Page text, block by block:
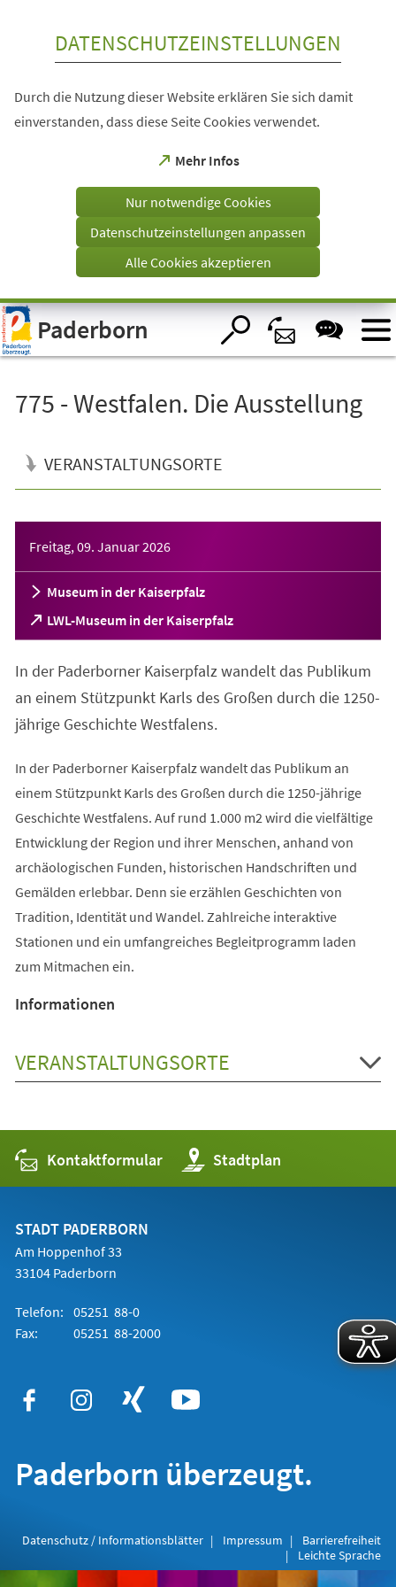
Visuelle
Assistenzsoftware
öffnen.
DATENSCHUTZEINSTELLUNGEN
Durch die Nutzung dieser Website erklären Sie sich damit
einverstanden, dass diese Seite Cookies verwendet.
Mehr Infos
(Öffnet
einem
Tab)
Nur notwendige Cookies
Datenschutzeinstellungen anpassen
Alle Cookies akzeptieren
Paderborn
775 - Westfalen. Die Ausstellung
VERANSTALTUNGSORTE
Freitag, 09. Januar 2026
Museum in der Kaiserpfalz
LWL-Museum in der Kaiserpfalz
(Öffnet
in
neuen
Tab)
In der Paderborner Kaiserpfalz wandelt das Publikum
an einem Stützpunkt Karls des Großen durch die 1250-
jährige Geschichte Westfalens.
In der Paderborner Kaiserpfalz wandelt das Publikum an
einem Stützpunkt Karls des Großen durch die 1250-jährige
Geschichte Westfalens. Auf rund 1.000 m2 wird die vielfältige
Entwicklung der Region und ihrer Menschen, anhand von
archäologischen Funden, historischen Handschriften und
Gemälden erlebbar. Denn sie erzählen Geschichten von
Tradition, Identität und Wandel. Zahlreiche interaktive
Stationen und ein umfangreiches Begleitprogramm laden
zum Mitmachen ein.
Informationen
VERANSTALTUNGSORTE
Kontaktformular Stadtplan
(Öffnet
in
einem
STADT PADERBORN
Am Hoppenhof 33
33104 Paderborn
Telefon: 05251 88-0
Fax:
05251 88-2000
Paderborn überzeugt.
Datenschutz / Informationsblätter Impressum
Barrierefreiheit
Leichte Sprache